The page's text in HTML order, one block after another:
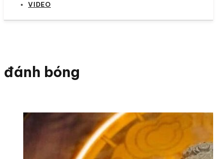
VIDEO
đánh bóng